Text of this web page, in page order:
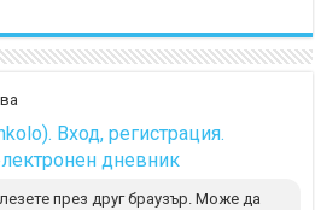
Вход, регистрация.
дневник
през друг браузър. Може да